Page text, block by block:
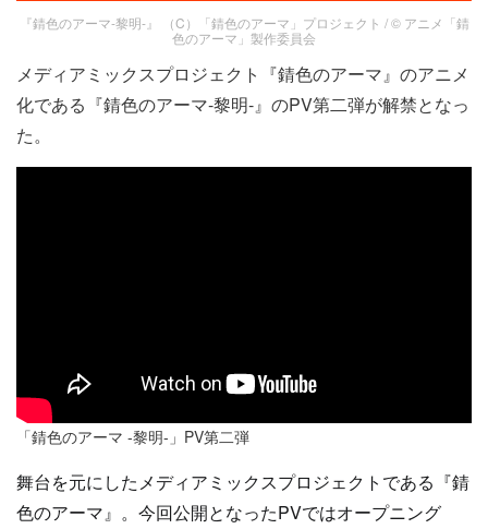
『錆色のアーマ-黎明-』 （C）「錆色のアーマ」プロジェクト / © アニメ「錆
色のアーマ」製作委員会
メディアミックスプロジェクト『錆色のアーマ』のアニメ
化である『錆色のアーマ-黎明-』のPV第二弾が解禁となっ
た。
「錆色のアーマ -黎明-」PV第二弾
舞台を元にしたメディアミックスプロジェクトである『錆
色のアーマ』。今回公開となったPVではオープニング